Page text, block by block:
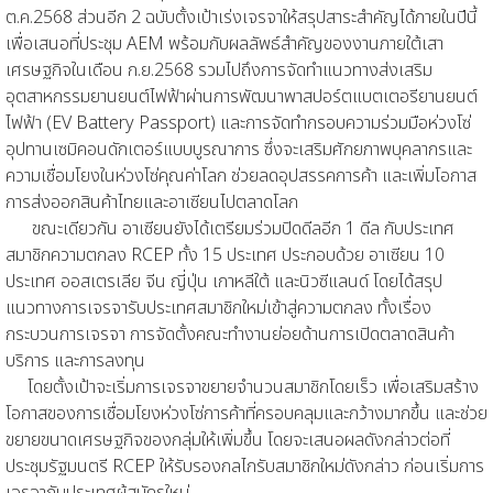
ต.ค.2568 ส่วนอีก 2 ฉบับตั้งเป้าเร่งเจรจาให้สรุปสาระสำคัญได้ภายในปีนี้
เพื่อเสนอที่ประชุม AEM พร้อมกับผลลัพธ์สำคัญของงานภายใต้เสา
เศรษฐกิจในเดือน ก.ย.2568 รวมไปถึงการจัดทำแนวทางส่งเสริม
อุตสาหกรรมยานยนต์ไฟฟ้าผ่านการพัฒนาพาสปอร์ตแบตเตอรียานยนต์
ไฟฟ้า (EV Battery Passport) และการจัดทำกรอบความร่วมมือห่วงโซ่
อุปทานเซมิคอนดักเตอร์แบบบูรณาการ ซึ่งจะเสริมศักยภาพบุคลากรและ
ความเชื่อมโยงในห่วงโซ่คุณค่าโลก ช่วยลดอุปสรรคการค้า และเพิ่มโอกาส
การส่งออกสินค้าไทยและอาเซียนไปตลาดโลก
ขณะเดียวกัน อาเซียนยังได้เตรียมร่วมปิดดีลอีก 1 ดีล กับประเทศ
สมาชิกความตกลง RCEP ทั้ง 15 ประเทศ ประกอบด้วย อาเซียน 10
ประเทศ ออสเตรเลีย จีน ญี่ปุ่น เกาหลีใต้ และนิวซีแลนด์ โดยได้สรุป
แนวทางการเจรจารับประเทศสมาชิกใหม่เข้าสู่ความตกลง ทั้งเรื่อง
กระบวนการเจรจา การจัดตั้งคณะทำงานย่อยด้านการเปิดตลาดสินค้า
บริการ และการลงทุน
โดยตั้งเป้าจะเริ่มการเจรจาขยายจำนวนสมาชิกโดยเร็ว เพื่อเสริมสร้าง
โอกาสของการเชื่อมโยงห่วงโซ่การค้าที่ครอบคลุมและกว้างมากขึ้น และช่วย
ขยายขนาดเศรษฐกิจของกลุ่มให้เพิ่มขึ้น โดยจะเสนอผลดังกล่าวต่อที่
ประชุมรัฐมนตรี RCEP ให้รับรองกลไกรับสมาชิกใหม่ดังกล่าว ก่อนเริ่มการ